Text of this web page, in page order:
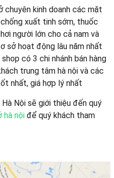
chuyên kinh doanh các mặt
xuất tinh sớm, thuốc
người lớn cho cả nam và
sở hoạt động lâu năm nhất
có 3 chi nhánh bán hàng
trung tâm hà nội và các
nhất, giá hợp lý nhất
Nội sẽ giới thiệu đến quý
hà nội để quý khách tham